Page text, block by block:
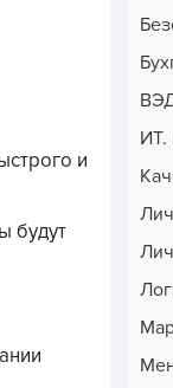
и
будут
ИТ.